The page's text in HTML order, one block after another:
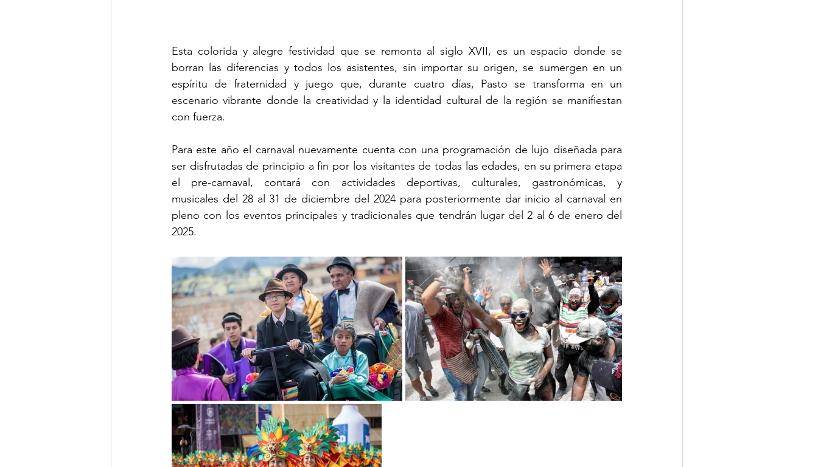
Esta colorida y alegre festividad que se remonta al siglo XVII, es un espacio donde se
borran las diferencias y todos los asistentes, sin importar su origen, se sumergen en un
espíritu de fraternidad y juego que, durante cuatro días, Pasto se transforma en un
escenario vibrante donde la creatividad y la identidad cultural de la región se manifiestan
con fuerza.
Para este año el carnaval nuevamente cuenta con una programación de lujo diseñada para
ser disfrutadas de principio a fin por los visitantes de todas las edades, en su primera etapa
el pre-carnaval, contará con actividades deportivas, culturales, gastronómicas, y
musicales del 28 al 31 de diciembre del 2024 para posteriormente dar inicio al carnaval en
pleno con los eventos principales y tradicionales que tendrán lugar del 2 al 6 de enero del
2025.